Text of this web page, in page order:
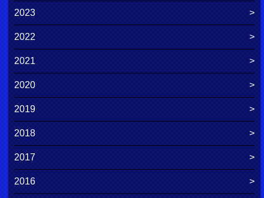
2023
2022
2021
2020
2019
2018
2017
2016